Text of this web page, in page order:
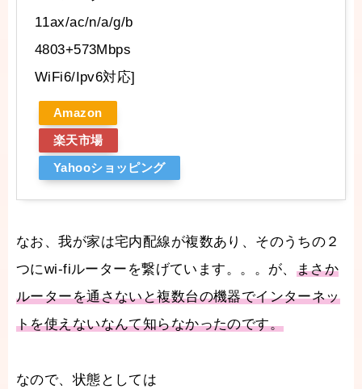
11ax/ac/n/a/g/b
4803+573Mbps
WiFi6/Ipv6対応]
Amazon
楽天市場
Yahooショッピング
なお、我が家は宅内配線が複数あり、そのうちの２
つにwi-fiルーターを繋げています。。。が、 まさか
ルーターを通さないと複数台の機器でインターネッ
トを使えないなんて知らなかったのです。
なので、状態としては